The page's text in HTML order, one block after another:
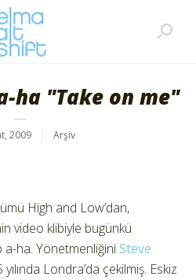
ha "Take on me"
2009 Arşiv
High and Low’dan,
video klibiyle bugünkü
ha. YönetmenliğiniSteve
yılında Londra’da çekilmiş. Eskiz